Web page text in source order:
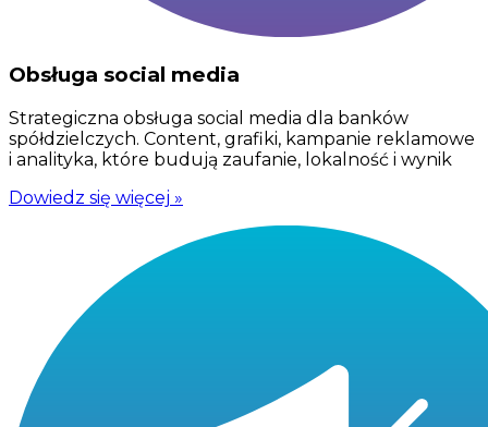
Obsługa social media
Strategiczna obsługa social media dla banków
spółdzielczych. Content, grafiki, kampanie reklamowe
i analityka, które budują zaufanie, lokalność i wynik
Dowiedz się więcej »